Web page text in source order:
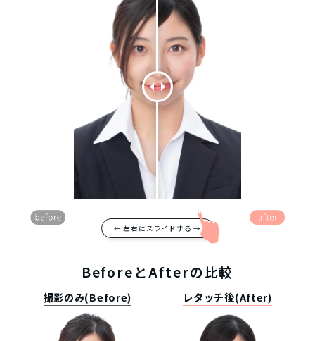
← 左右にスライドする →
BeforeとAfterの比較
撮影のみ(Before) レタッチ後(After)